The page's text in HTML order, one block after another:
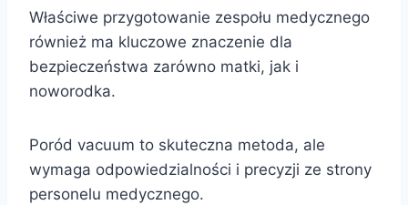
Właściwe przygotowanie zespołu medycznego
również ma kluczowe znaczenie dla
bezpieczeństwa zarówno matki, jak i
noworodka.
Poród vacuum to skuteczna metoda, ale
wymaga odpowiedzialności i precyzji ze strony
personelu medycznego.